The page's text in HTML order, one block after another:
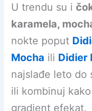
U trendu su i
karamela,
nokte poput
Mocha ili Didier
najslađe leto do
ili kombinuj
gradient efekat.